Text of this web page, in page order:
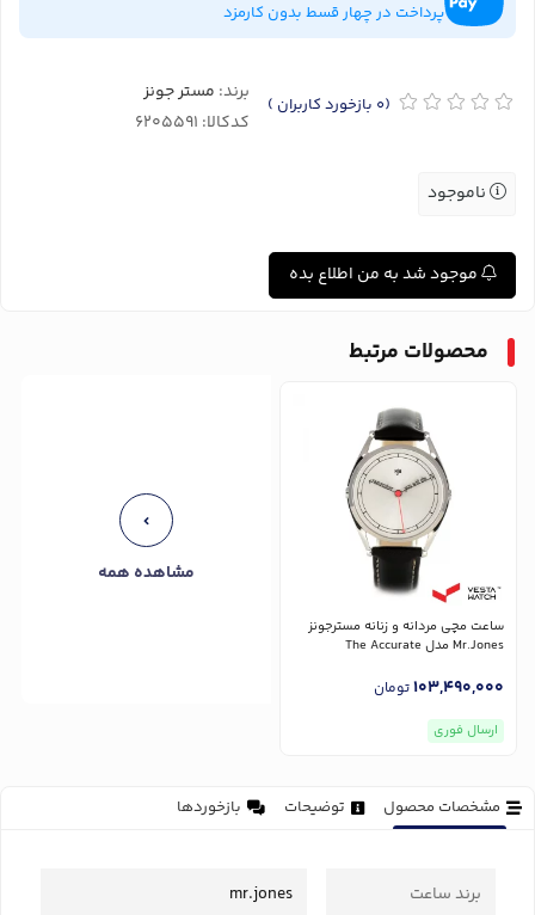
پرداخت در چهار قسط بدون کارمزد
(0 بازخورد کاربران ) برند: مستر جونز
کدکالا:
ناموجود
موجود شد به من اطلاع بده
محصولات مرتبط
ساعت مچی مردانه و زنانه مسترجونز
Mr.Jones مدل The Accurate
103,490,000تومان
ارسال فوری
مشاهده همه
مشخصات محصول توضیحات بازخوردها
برند ساعت mr.jones